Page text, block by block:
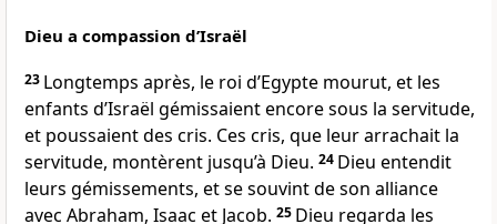
Dieu a compassion d’Israël
23 Longtemps après, le roi d’Egypte mourut, et les
enfants d’Israël gémissaient encore sous la servitude,
et poussaient des cris. Ces cris, que leur arrachait la
servitude, montèrent jusqu’à Dieu. 24 Dieu entendit
leurs gémissements, et se souvint de son alliance
avec Abraham, Isaac et Jacob. 25 Dieu regarda les